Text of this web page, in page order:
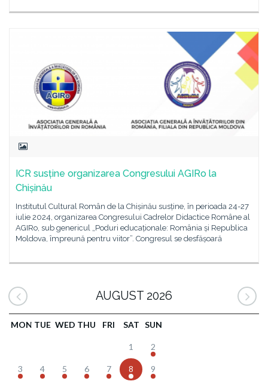
ICR susține organizarea Congresului AGIRo la
Chișinău
Institutul Cultural Român de la Chișinău susține, în perioada 24-27
iulie 2024, organizarea Congresului Cadrelor Didactice Române al
AGIRo, sub genericul „Poduri educaționale: România și Republica
Moldova, împreună pentru viitor”. Congresul se desfășoară
AUGUST 2026
MON TUE WED THU FRI SAT SUN
1 2
3 4 5 6 7 8 9